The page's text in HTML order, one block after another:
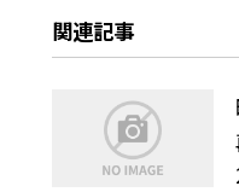
関連記事